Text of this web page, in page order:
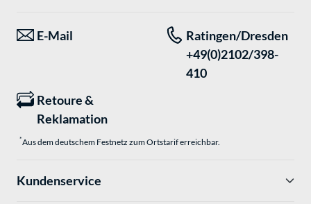
E-Mail
Ratingen/Dresden
+49(0)2102/398-
410
Retoure &
Reklamation
*Aus dem deutschem Festnetz zum Ortstarif erreichbar.
Kundenservice